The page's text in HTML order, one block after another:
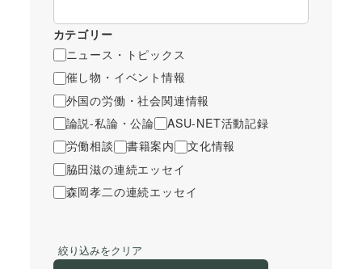
カテゴリー
ニュース・トピックス
催し物・イベント情報
外国の労働・社会関連情報
論説-私論・公論
ASU-NET活動記録
労働相談
書籍案内
文化情報
脇田滋の連続エッセイ
森岡孝二の連続エッセイ
絞り込みをクリア